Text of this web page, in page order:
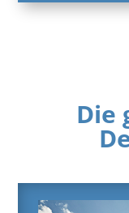
Die